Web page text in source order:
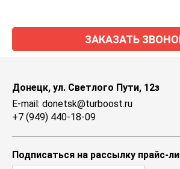
ЗАКАЗАТЬ
Донецк, ул. Светлого Пути, 12з
E-mail: donetsk@turboost.ru
+7 (949) 440-18-09
Подписаться на рассылку прайс-